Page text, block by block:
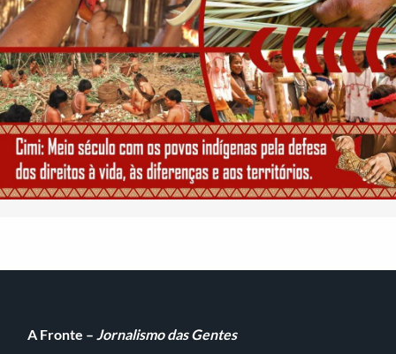
A Fronte – Jornalismo das Gentes